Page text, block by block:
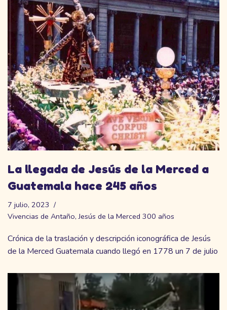
La llegada de Jesús de la Merced a
Guatemala hace 245 años
7 julio, 2023
Vivencias de Antaño,Jesús de la Merced 300 años
Crónica de la traslación y descripción iconográfica de Jesús
de la Merced Guatemala cuando llegó en 1778 un 7 de julio